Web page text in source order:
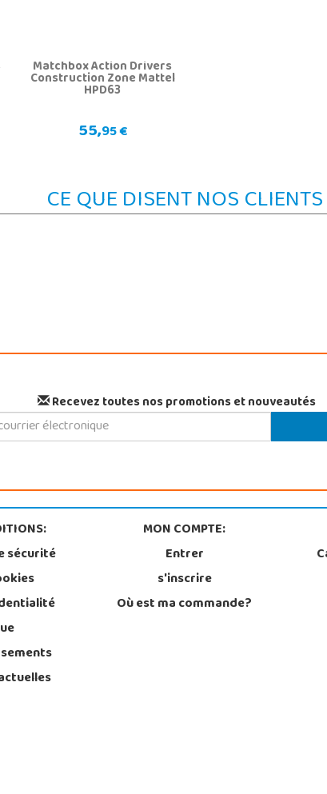
Matchbox Action Drivers
Construction Zone Mattel
HPD63
55,95 €
CE QUE DISENT NOS CLIENTS
Recevez toutes nos promotions et nouveautés
sécurité
MON COMPTE:
Entrer
s'inscrire
Où est ma commande?